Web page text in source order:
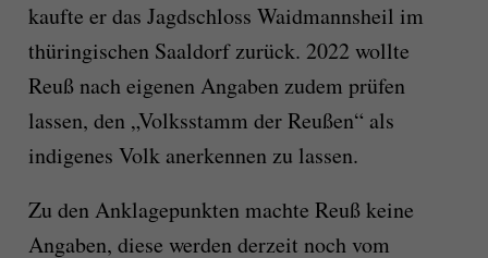
kaufte er das Jagdschloss Waidmannsheil im
thüringischen Saaldorf zurück. 2022 wollte
Reuß nach eigenen Angaben zudem prüfen
lassen, den „Volksstamm der Reußen“ als
indigenes Volk anerkennen zu lassen.
Zu den Anklagepunkten machte Reuß keine
Angaben, diese werden derzeit noch vom